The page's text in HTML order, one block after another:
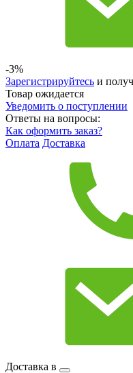
-3%
Зарегистрируйтесь и
Товар ожидается
Уведомить о поступлении
Ответы на вопросы:
Как оформить заказ?
Оплата Доставка
Доставка в